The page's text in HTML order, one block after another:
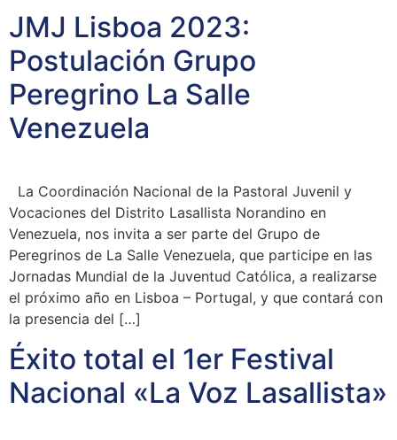
JMJ Lisboa 2023:
Postulación Grupo
Peregrino La Salle
Venezuela
La Coordinación Nacional de la Pastoral Juvenil y
Vocaciones del Distrito Lasallista Norandino en
Venezuela, nos invita a ser parte del Grupo de
Peregrinos de La Salle Venezuela, que participe en las
Jornadas Mundial de la Juventud Católica, a realizarse
el próximo año en Lisboa – Portugal, y que contará con
la presencia del […]
Éxito total el 1er Festival
Nacional «La Voz Lasallista»